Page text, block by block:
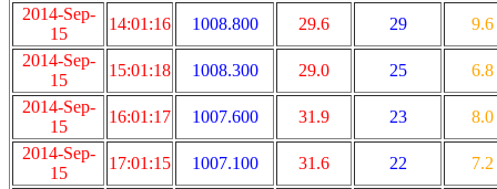
2014-Sep-
15
14:01:16 1008.800 29.6 29
9.6
2014-Sep-
15
15:01:18 1008.300 29.0 25
6.8
2014-Sep-
15
16:01:17 1007.600 31.9 23
8.0
2014-Sep-
15
17:01:15 1007.100 31.6 22
7.2